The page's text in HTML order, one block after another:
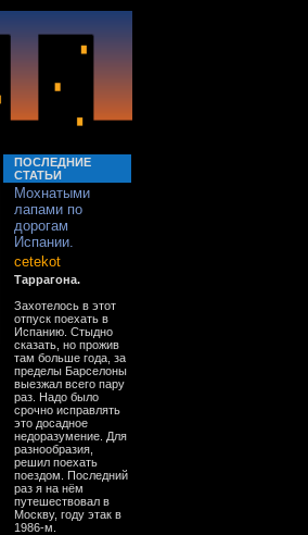
ПОСЛЕДНИЕ
СТАТЬИ
Мохнатыми
лапами по
дорогам
Испании.
cetekot
Таррагона.
Захотелось в этот
отпуск поехать в
Испанию. Стыдно
сказать, но прожив
там больше года, за
пределы Барселоны
выезжал всего пару
раз. Надо было
срочно исправлять
это досадное
недоразумение. Для
разнообразия,
решил поехать
поездом. Последний
раз я на нём
путешествовал в
Москву, году этак в
1986-м.